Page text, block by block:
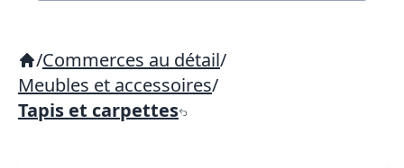
/Commerces au détail/
Meubles et accessoires/
Tapis et carpettes